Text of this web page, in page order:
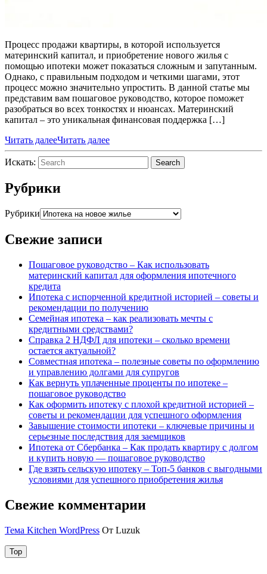
Процесс продажи квартиры, в которой используется
материнский капитал, и приобретение нового жилья с
помощью ипотеки может показаться сложным и запутанным.
Однако, с правильным подходом и четкими шагами, этот
процесс можно значительно упростить. В данной статье мы
представим вам пошаговое руководство, которое поможет
разобраться во всех тонкостях и нюансах. Материнский
капитал – это уникальная финансовая поддержка […]
Читать далееЧитать далее
Искать: Search
Рубрики
Рубрики
Свежие записи
Пошаговое руководство – Как использовать
материнский капитал для оформления ипотечного
кредита
Ипотека с испорченной кредитной историей – советы и
рекомендации по получению
Семейная ипотека – как реализовать мечты с
кредитными средствами?
Справка 2 НДФЛ для ипотеки – сколько времени
остается актуальной?
Совместная ипотека – полезные советы по оформлению
и управлению долгами для супругов
Как вернуть уплаченные проценты по ипотеке –
пошаговое руководство
Как оформить ипотеку с плохой кредитной историей –
советы и рекомендации для успешного оформления
Завышение стоимости ипотеки – ключевые причины и
серьезные последствия для заемщиков
Ипотека от Сбербанка – Как продать квартиру с долгом
и купить новую — пошаговое руководство
Где взять сельскую ипотеку – Топ-5 банков с выгодными
условиями для успешного приобретения жилья
Свежие комментарии
Тема Kitchen WordPress От Luzuk
Top